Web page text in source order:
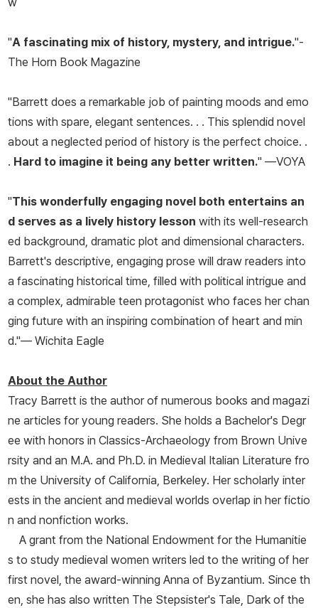
"A fascinating mix of history, mystery, and intrigue."-
The Horn Book Magazine
"Barrett does a remarkable job of painting moods and emo
tions with spare, elegant sentences. . . This splendid novel
about a neglected period of history is the perfect choice. .
. Hard to imagine it being any better written." —VOYA
"This wonderfully engaging novel both entertains an
d serves as a lively history lesson with its well-research
ed background, dramatic plot and dimensional characters.
Barrett's descriptive, engaging prose will draw readers into
a fascinating historical time, filled with political intrigue and
a complex, admirable teen protagonist who faces her chan
ging future with an inspiring combination of heart and min
d."— Wichita Eagle
About the Author
Tracy Barrett is the author of numerous books and magazi
ne articles for young readers. She holds a Bachelor's Degr
ee with honors in Classics-Archaeology from Brown Unive
rsity and an M.A. and Ph.D. in Medieval Italian Literature fro
m the University of California, Berkeley. Her scholarly inter
ests in the ancient and medieval worlds overlap in her fictio
n and nonfiction works.
A grant from the National Endowment for the Humanitie
s to study medieval women writers led to the writing of her
first novel, the award-winning Anna of Byzantium. Since th
en, she has also written The Stepsister's Tale, Dark of the